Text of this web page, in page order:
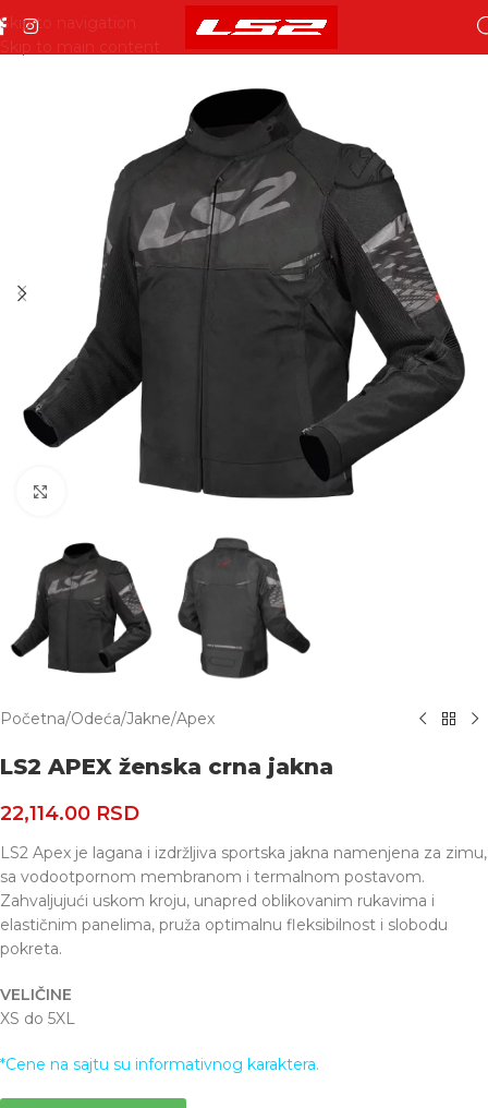
Skip to navigation
Skip to main content
Početna/Odeća/Jakne/Apex
LS2 APEX ženska crna jakna
22,114.00 RSD
LS2 Apex je lagana i izdržljiva sportska jakna namenjena za zimu,
sa vodootpornom membranom i termalnom postavom.
Zahvaljujući uskom kroju, unapred oblikovanim rukavima i
elastičnim panelima, pruža optimalnu fleksibilnost i slobodu
pokreta.
VELIČINE
XS do 5XL
*Cene na sajtu su informativnog karaktera.